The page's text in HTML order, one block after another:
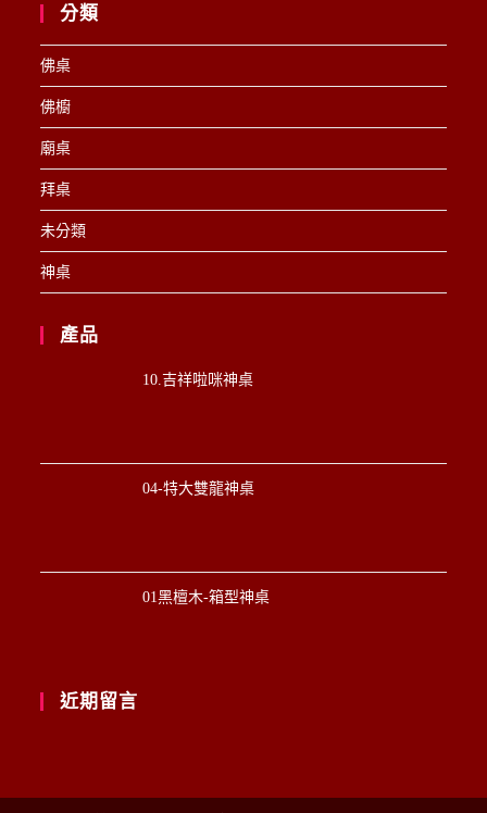
分類
佛桌
佛櫥
廟桌
拜桌
未分類
神桌
產品
10.吉祥啦咪神桌
04-特大雙龍神桌
01黑檀木-箱型神桌
近期留言